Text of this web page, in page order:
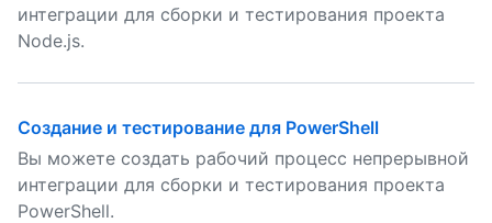
интеграции для сборки и тестирования проекта
Node.js.
Создание и тестирование для PowerShell
Вы можете создать рабочий процесс непрерывной
интеграции для сборки и тестирования проекта
PowerShell.